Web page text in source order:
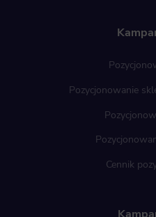
Pozycjonowanie
Cennik